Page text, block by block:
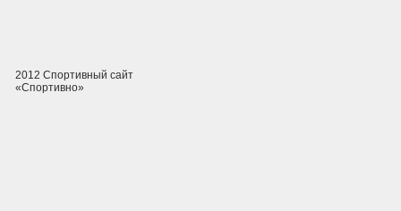
2012 Спортивный сайт
«Спортивно»